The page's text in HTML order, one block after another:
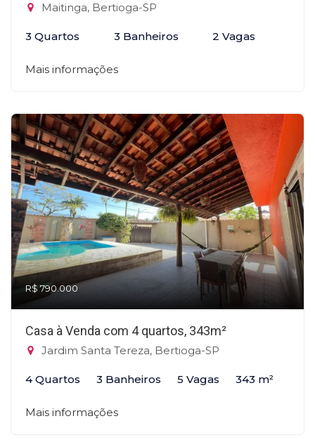
Maitinga, Bertioga-SP
3 Quartos 3 Banheiros 2 Vagas
Mais informações
R$ 790.000
Casa à Venda com 4 quartos, 343m²
Jardim Santa Tereza, Bertioga-SP
4 Quartos 3 Banheiros 5 Vagas 343 m²
Mais informações